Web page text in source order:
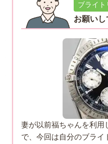
ブライト
お願い
妻が以前福ちゃんを利用
で、今回は自分のブライ